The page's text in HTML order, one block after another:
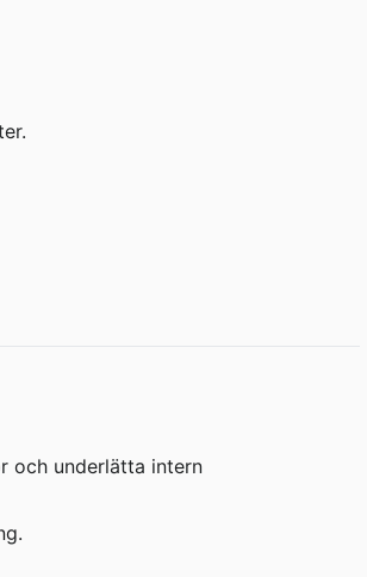
och underlätta intern